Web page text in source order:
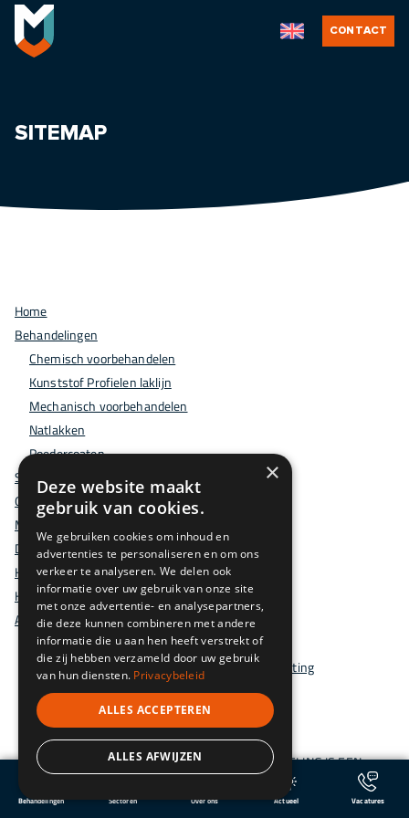
Behandelingen Sectoren Over ons Actueel Vacatures
SITEMAP
Home
Behandelingen
Chemisch voorbehandelen
Kunststof Profielen laklijn
Mechanisch voorbehandelen
Natlakken
Poedercoaten
Sectoren
Over ons
Machinepark
Duurzaamheid
Kwaliteit
Historie
Actueel
"I Amsterdam’-letters in Nijmegen
'I Amsterdam' letters gerenoveerd door NTZ Coating
150 meter truss
1953 - 2021...
4de STILL heftruck raakt Heesche bodem aan
AMBITIE & AMBACHT - OPPERVLAKTEBEHANDELING IS EEN
AMBACHT, WAARBIJ ONZE VAKMENSEN ALTIJD IETS TOEVOEGEN
AMBITIE & AMBACHT - Oppervlaktebehandeling is een ambacht,
CONTACT
×
Deze website maakt
gebruik van cookies.
We gebruiken cookies om inhoud en
advertenties te personaliseren en om ons
verkeer te analyseren. We delen ook
informatie over uw gebruik van onze site
met onze advertentie- en analysepartners,
die deze kunnen combineren met andere
informatie die u aan hen heeft verstrekt of
die zij hebben verzameld door uw gebruik
van hun diensten. Privacybeleid
ALLES ACCEPTEREN
ALLES AFWIJZEN